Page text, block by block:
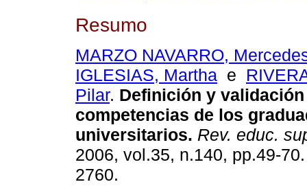
Resumo
MARZO NAVARRO,
IGLESIAS, Martha e
Pilar. Definición y
competencias de los
universitarios. Rev. educ.
2006, vol.35, n.140, pp.49-
2760.